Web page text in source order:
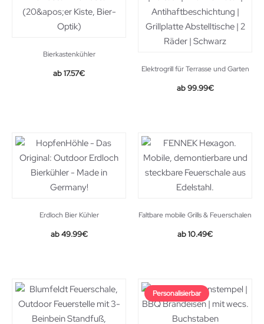
Bierkastenkühler
17.57€ Elektrogrill für Terrasse und Garten
Original
99.99€Current
Erdloch Bier Kühler
49.99€
Faltbare mobile Grills & Feuerschalen
Original
10.49€Current
Personalisierbar